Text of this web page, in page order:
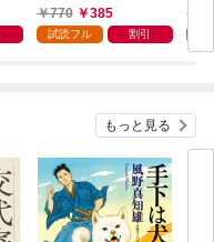
る 1巻
770 385
試読フル 割引
もっと見る